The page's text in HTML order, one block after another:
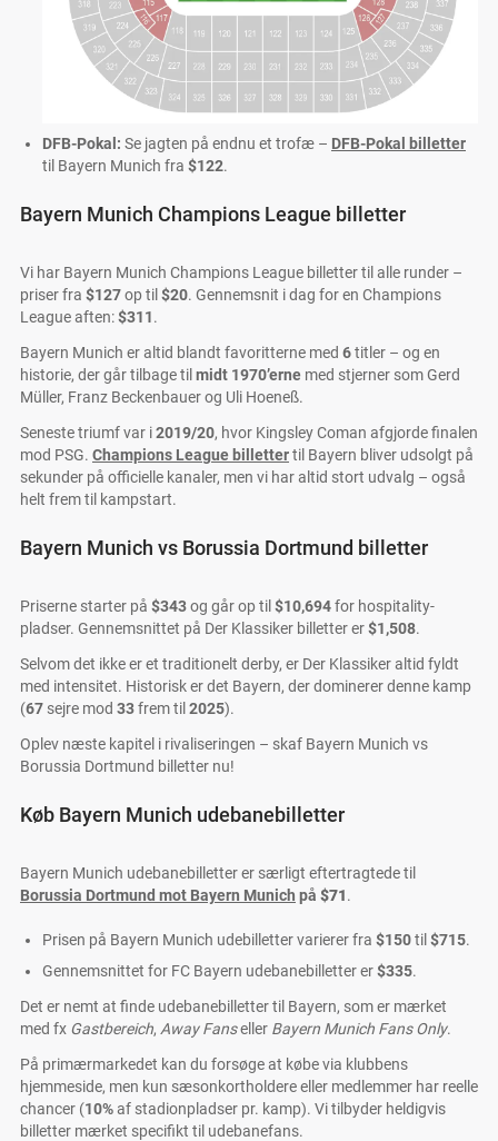
DFB-Pokal: Se jagten på endnu et trofæ – DFB-Pokal billetter
til Bayern Munich fra $122.
Bayern Munich Champions League billetter
Vi har Bayern Munich Champions League billetter til alle runder –
priser fra $127op til $20. Gennemsnit i dag for en Champions
League aften:$311.
Bayern Munich er altid blandt favoritterne med 6titler – og en
historie, der går tilbage til midt 1970’erne med stjerner som Gerd
Müller, Franz Beckenbauer og Uli Hoeneß.
Seneste triumf var i2019/20, hvor Kingsley Coman afgjorde finalen
mod PSG. Champions League billettertil Bayern bliver udsolgt på
sekunder på officielle kanaler, men vi har altid stort udvalg – også
helt frem til kampstart.
Bayern Munich vs Borussia Dortmund billetter
Priserne starter på $343og går op til $10,694for hospitality-
pladser. Gennemsnittet på Der Klassiker billetter er$1,508.
Selvom det ikke er et traditionelt derby, er Der Klassiker altid fyldt
med intensitet. Historisk er det Bayern, der dominerer denne kamp
(67 sejre mod 33frem til 2025).
Oplev næste kapitel i rivaliseringen – skaf Bayern Munich vs
Borussia Dortmund billetter nu!
Køb Bayern Munich udebanebilletter
Bayern Munich udebanebilletter er særligt eftertragtede til
Borussia Dortmund mot Bayern Munich på $71.
Prisen på Bayern Munich udebilletter varierer fra $150til $715.
Gennemsnittet for FC Bayern udebanebilletter er$335.
Det er nemt at finde udebanebilletter til Bayern, som er mærket
med fx Gastbereich, Away Fanseller Bayern Munich Fans Only.
På primærmarkedet kan du forsøge at købe via klubbens
hjemmeside, men kun sæsonkortholdere eller medlemmer har reelle
chancer (10%af stadionpladser pr. kamp). Vi tilbyder heldigvis
billetter mærket specifikt til udebanefans.